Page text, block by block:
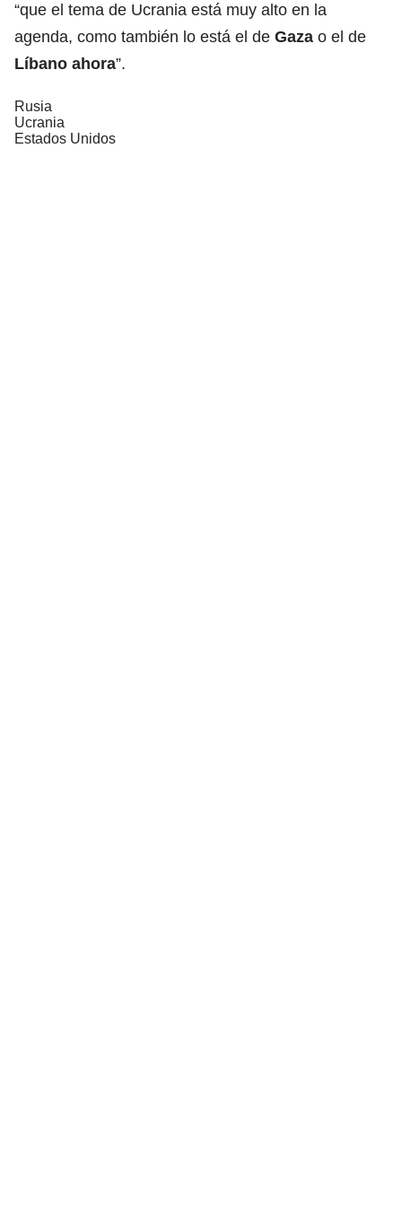
“que el tema de Ucrania está muy alto en la
agenda, como también lo está el de Gaza o el de
Líbano ahora”.
Rusia
Ucrania
Estados Unidos